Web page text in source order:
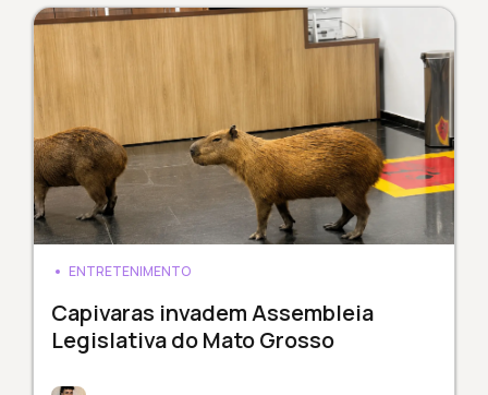
ENTRETENIMENTO
Capivaras invadem Assembleia
Legislativa do Mato Grosso